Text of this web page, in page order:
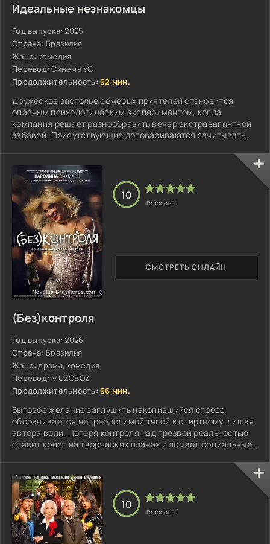
Идеальные незнакомцы
Год выпуска: 2025
Страна: Бразилия
Жанр: комедия
Перевод: Синема УС
Продолжительность: 92 мин.
Дружеское застолье семерых приятелей становится
опасным психологическим экспериментом, когда
компания решает разнообразить вечер экстравагантной
забавой. Присутствующие договариваются зачитывать
(Без)контроля
Год выпуска: 2026
Страна: Бразилия
Жанр: драма, комедия
Перевод: MUZOBOZ
Продолжительность: 96 мин.
Бытовое желание заглушить накопившийся стресс
оборачивается непреодолимой тягой к спиртному, лишая
автора воли. Потеря контроля над трезвой реальностью
ставит крест на творческих планах и ломает социальные
СМОТРЕТЬ ОНЛАЙН
10
Голосов: 1
10
Голосов: 1